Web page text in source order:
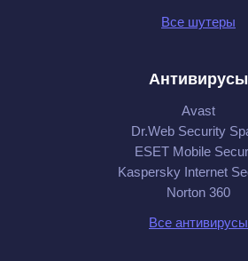
Все шутеры
Антивирусы
Avast
Dr.Web Security
ESET Mobile
Kaspersky Internet
Norton 360
Все антивирусы